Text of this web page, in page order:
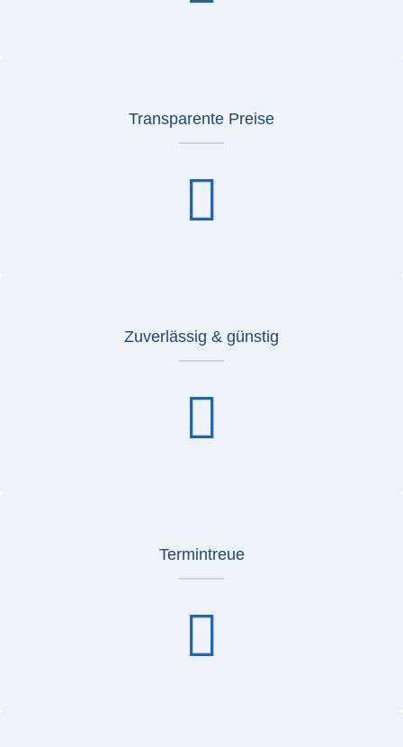
Transparente Preise
Zuverlässig & günstig
Termintreue